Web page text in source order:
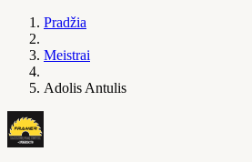
Pradžia
Meistrai
Adolis Antulis